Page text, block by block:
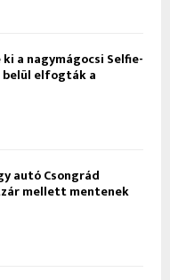
a nagymágocsi Selfie-
belül elfogták a
autó Csongrád
mellett mentenek